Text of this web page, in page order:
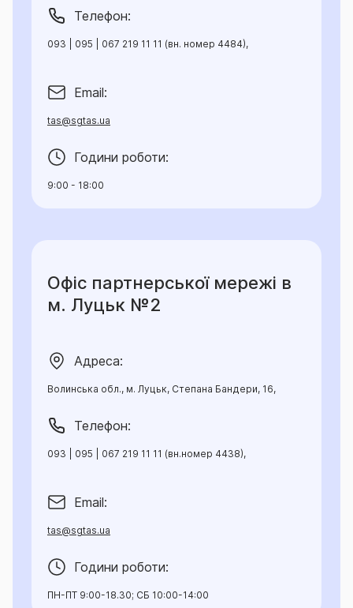
Телефон:
093 | 095 | 067 219 11 11 (вн. номер 4484),
Email:
tas@sgtas.ua
Години роботи:
9:00 - 18:00
Офіс партнерської мережі в
м. Луцьк №2
Адреса:
Волинська обл., м. Луцьк, Степана Бандери, 16,
Телефон:
093 | 095 | 067 219 11 11 (вн.номер 4438),
Email:
tas@sgtas.ua
Години роботи:
ПН-ПТ 9:00-18.30; СБ 10:00-14:00